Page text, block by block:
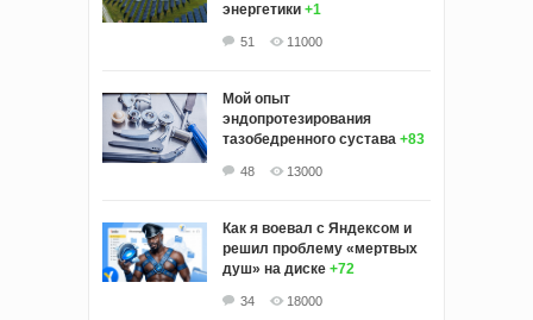
энергетики +1
51 11000
Мой опыт
эндопротезирования
тазобедренного сустава +83
48 13000
Как я воевал с Яндексом и
решил проблему «мертвых
душ» на диске +72
34 18000